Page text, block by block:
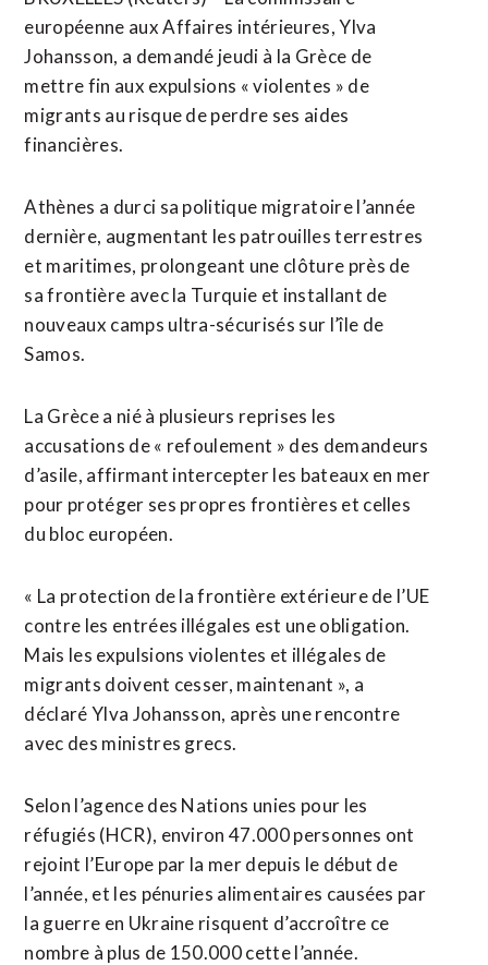
européenne aux Affaires intérieures, Ylva
Johansson, a demandé jeudi à la Grèce de
mettre fin aux expulsions « violentes » de
migrants au risque de perdre ses aides
financières.
Athènes a durci sa politique migratoire l’année
dernière, augmentant les patrouilles terrestres
et maritimes, prolongeant une clôture près de
sa frontière avec la Turquie et installant de
nouveaux camps ultra-sécurisés sur l’île de
Samos.
La Grèce a nié à plusieurs reprises les
accusations de « refoulement » des demandeurs
d’asile, affirmant intercepter les bateaux en mer
pour protéger ses propres frontières et celles
du bloc européen.
« La protection de la frontière extérieure de l’UE
contre les entrées illégales est une obligation.
Mais les expulsions violentes et illégales de
migrants doivent cesser, maintenant », a
déclaré Ylva Johansson, après une rencontre
avec des ministres grecs.
Selon l’agence des Nations unies pour les
réfugiés (HCR), environ 47.000 personnes ont
rejoint l’Europe par la mer depuis le début de
l’année, et les pénuries alimentaires causées par
la guerre en Ukraine risquent d’accroître ce
nombre à plus de 150.000 cette l’année.